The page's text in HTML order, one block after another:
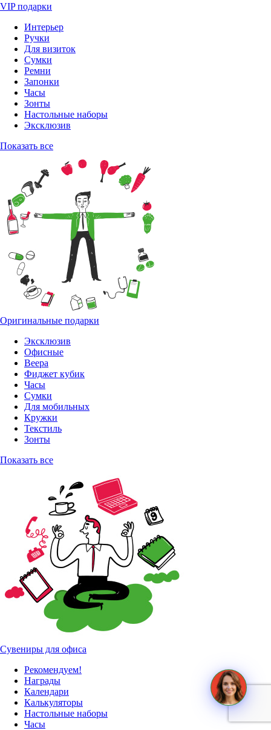
VIP подарки
Интерьер
Ручки
Для визиток
Сумки
Ремни
Запонки
Часы
Зонты
Настольные наборы
Эксклюзив
Показать все
Оригинальные подарки
Эксклюзив
Офисные
Веера
Фиджет кубик
Часы
Сумки
Для мобильных
Кружки
Текстиль
Зонты
Показать все
Сувениры для офиса
Рекомендуем!
Награды
Календари
Калькуляторы
Настольные наборы
Часы